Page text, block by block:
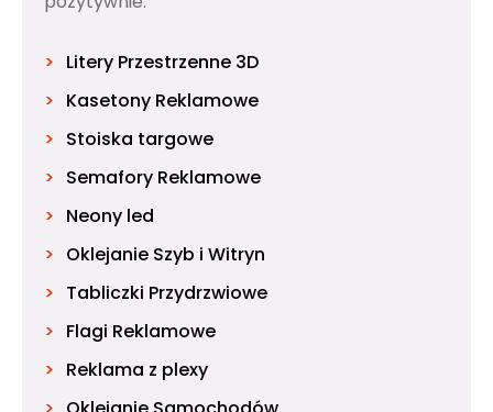
Litery Przestrzenne 3D
Kasetony Reklamowe
Stoiska targowe
Semafory Reklamowe
Neony led
Oklejanie Szyb i Witryn
Tabliczki Przydrzwiowe
Flagi Reklamowe
Reklama z plexy